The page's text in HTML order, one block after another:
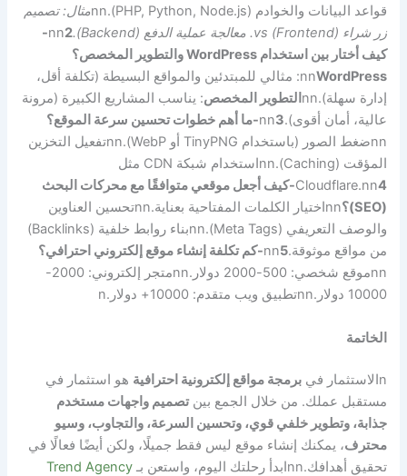
قواعد البيانات والخوادم (PHP, Python, Node.js).
nnمثال: تصميم
زر شراء (Frontend) vs. معالجة عملية الدفع (Backend).
nn
2-
كيف أختار بين استخدام WordPress والتطوير المخصص؟
nnWordPress
: مثالي للمبتدئين والمواقع البسيطة (تكلفة أقل،
إدارة سهلة).nn التطوير المخصص: يناسب المشاريع الكبيرة (مرونة
عالية، أمان أقوى).
nn3-ما أهم خطوات تحسين سرعة الموقع؟
nnضغط الصور (باستخدام TinyPNG أو WebP). nnتفعيل التخزين
المؤقت (Caching).
nn
استخدام شبكة CDN مثل
Cloudflare.nn
4-كيف أجعل موقعي متوافقًا مع محركات البحث
(SEO)؟
nnاختيار الكلمات المفتاحية بعناية.nnتحسين العناوين
والوصف التعريفي (Meta Tags).
nn
بناء روابط خلفية (Backlinks)
من مواقع موثوقة. nn5-كم تكلفة إنشاء موقع إلكتروني احترافي؟
nnموقع شخصي: 500-2000 دولار. nn
متجر إلكتروني: 2000-
10000 دولار.
nnتطبيق ويب متقدم: 10000+ دولار. n
الخاتمة
nالاستثمار فيبرمجة مواقع إلكترونية احترافية هو استثمار في
مستقبل عملك. من خلال الجمع بينتصميم واجهات مستخدم
جذابة، وتطوير خلفي قوي، وتحسين السرعة، والتجاوب، وسيو
محترف، يمكنك إنشاء موقع ليس فقط جميلًا، ولكن أيضًا فعالًا في
تحقيق أهدافك.nnابدأ رحلتك اليوم، واستعن بـ Trend Agency